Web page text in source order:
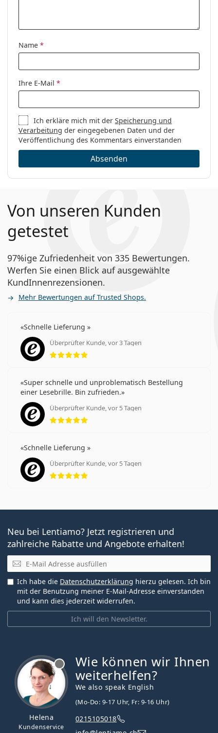
Name *
Ihre E-Mail *
Ich erkläre mich mit derSpeicherung und
Verarbeitung der eingegebenen Daten und der
Veröffentlichung des Kommentars einverstanden
Absenden
Von unseren Kunden
getestet
97%ige Zufriedenheit von 335 Bewertungen.
Werfen Sie einen Blick auf ausgewählte
KundInnenrezensionen.
Mehr Bewertungen auf Trusted Shops.
Schnelle Lieferung
Überprüfter Kunde, vor 3 Tagen
Bewertung 5 aus 5
Super schnelle und unproblematisch Bestellung
einer Lesebrille. Bin zufrieden.
Überprüfter Kunde, vor 5 Tagen
Bewertung 5 aus 5
Schnelle Lieferung
Überprüfter Kunde, vor 5 Tagen
Bewertung 5 aus 5
Neu bei Lentiamo? Jetzt registrieren und
zahlreiche Rabatte und Angebote erhalten!
E-Mail
Ich will den Newsletter.
Ich habe die Datenschutzerklärung hierzu gelesen. Ich bin
mit der Benutzung meiner E-Mail-Adresse einverstanden
und kann dies jederzeit widerrufen.
Helena
Kundenservice
Wie können wir Ihnen
weiterhelfen?
We also speak English
(Mo-Do: 9-17 Uhr, Fr: 9-16 Uhr)
0215105018